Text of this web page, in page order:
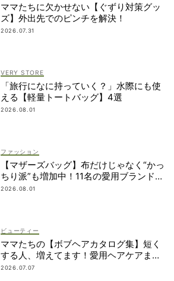
ママたちに欠かせない【ぐずり対策グッ
ズ】外出先でのピンチを解決！
2026.07.31
VERY STORE
「旅行になに持っていく？」水際にも使
える【軽量トートバッグ】4選
2026.08.01
ファッション
【マザーズバッグ】布だけじゃなく“かっ
ちり派”も増加中！11名の愛用ブランド
は？
2026.08.01
ビューティー
ママたちの【ボブヘアカタログ集】短く
する人、増えてます！愛用ヘアケアまで
全部見せ
2026.07.07